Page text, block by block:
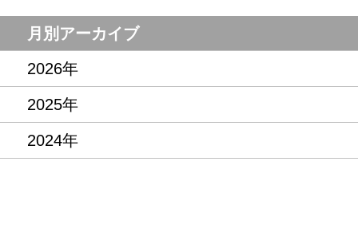
月別アーカイブ
2026年
2025年
2024年